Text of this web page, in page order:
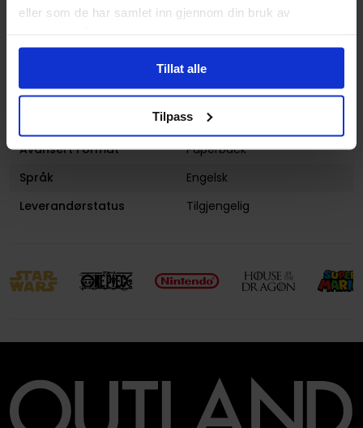
eller som de har samlet inn gjennom din bruk av
Tillat alle
Tilpass
Utgiver
Dynamite Entertainment
Lanseringsdato
26.08.2014
Volum
4
Voksen
Avansert Format
Paperback
Språk
Engelsk
Leverandørstatus
Tilgjengelig